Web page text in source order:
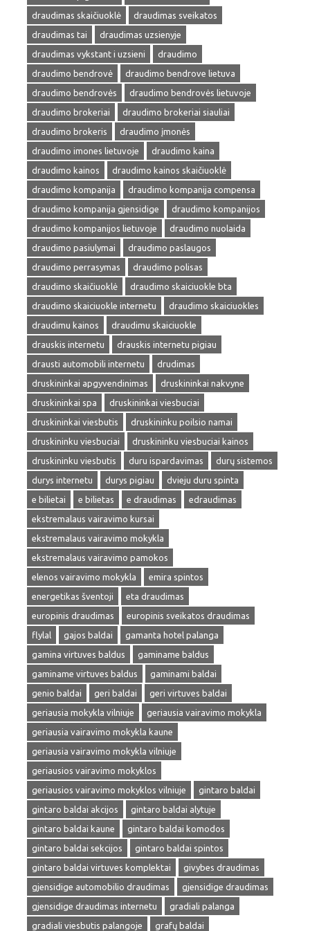
draudimas skaičiuoklė
draudimas sveikatos
draudimas tai
draudimas uzsienyje
draudimas vykstant i uzsieni
draudimo
draudimo bendrovė
draudimo bendrove lietuva
draudimo bendrovės
draudimo bendrovės lietuvoje
draudimo brokeriai
draudimo brokeriai siauliai
draudimo brokeris
draudimo įmonės
draudimo imones lietuvoje
draudimo kaina
draudimo kainos
draudimo kainos skaičiuoklė
draudimo kompanija
draudimo kompanija compensa
draudimo kompanija gjensidige
draudimo kompanijos
draudimo kompanijos lietuvoje
draudimo nuolaida
draudimo pasiulymai
draudimo paslaugos
draudimo perrasymas
draudimo polisas
draudimo skaičiuoklė
draudimo skaiciuokle bta
draudimo skaiciuokle internetu
draudimo skaiciuokles
draudimu kainos
draudimu skaiciuokle
drauskis internetu
drauskis internetu pigiau
drausti automobili internetu
drudimas
druskininkai apgyvendinimas
druskininkai nakvyne
druskininkai spa
druskininkai viesbuciai
druskininkai viesbutis
druskininku poilsio namai
druskininku viesbuciai
druskininku viesbuciai kainos
druskininku viesbutis
duru ispardavimas
durų sistemos
durys internetu
durys pigiau
dvieju duru spinta
e bilietai
e bilietas e draudimas
edraudimas
ekstremalaus vairavimo kursai
ekstremalaus vairavimo mokykla
ekstremalaus vairavimo pamokos
elenos vairavimo mokykla
emira spintos
energetikas šventoji
eta draudimas
europinis draudimas
europinis sveikatos draudimas
flylal
gajos baldai
gamanta hotel palanga
gamina virtuves baldus
gaminame baldus
gaminame virtuves baldus
gaminami baldai
genio baldai
geri baldai
geri virtuves baldai
geriausia mokykla vilniuje
geriausia vairavimo mokykla
geriausia vairavimo mokykla kaune
geriausia vairavimo mokykla vilniuje
geriausios vairavimo mokyklos
geriausios vairavimo mokyklos vilniuje
gintaro baldai
gintaro baldai akcijos
gintaro baldai alytuje
gintaro baldai kaune
gintaro baldai komodos
gintaro baldai sekcijos
gintaro baldai spintos
gintaro baldai virtuves komplektai
givybes draudimas
gjensidige automobilio draudimas
gjensidige draudimas
gjensidige draudimas internetu
gradiali palanga
gradiali viesbutis palangoje
grafų baldai